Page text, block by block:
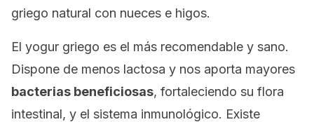
griego natural con nueces e higos.
El yogur griego es el más recomendable y sano.
Dispone de menos lactosa y nos aporta mayores
bacterias beneficiosas, fortaleciendo su flora
intestinal, y el sistema inmunológico. Existe